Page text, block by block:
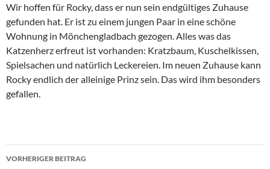
Wir hoffen für Rocky, dass er nun sein endgültiges Zuhause
gefunden hat. Er ist zu einem jungen Paar in eine schöne
Wohnung in Mönchengladbach gezogen. Alles was das
Katzenherz erfreut ist vorhanden: Kratzbaum, Kuschelkissen,
Spielsachen und natürlich Leckereien. Im neuen Zuhause kann
Rocky endlich der alleinige Prinz sein. Das wird ihm besonders
gefallen.
Beitragsnavigation
VORHERIGER BEITRAG